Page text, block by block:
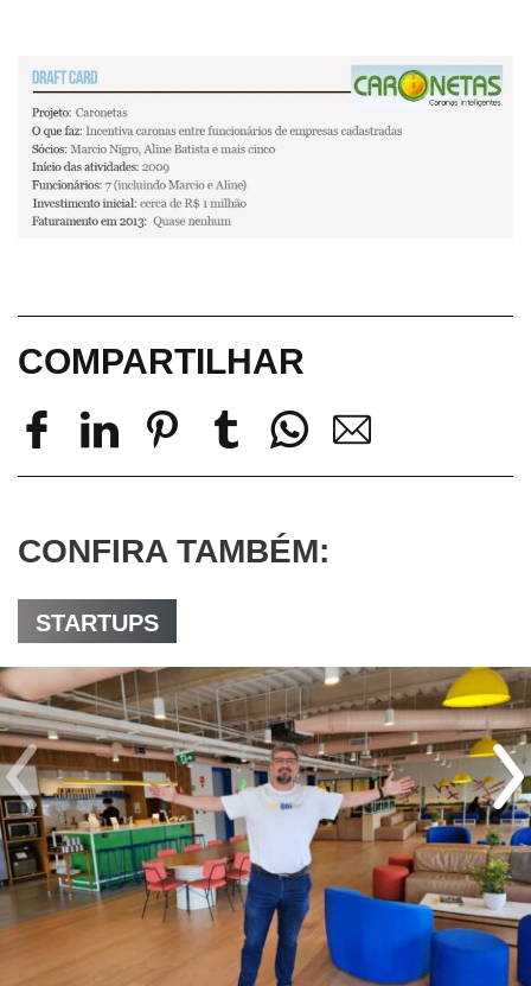
COMPARTILHAR
CONFIRA TAMBÉM:
STARTUPS